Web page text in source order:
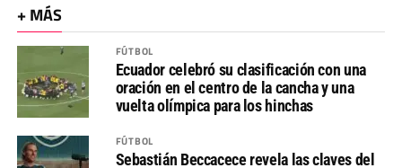
+ MÁS
FÚTBOL
Ecuador celebró su clasificación con una
oración en el centro de la cancha y una
vuelta olímpica para los hinchas
FÚTBOL
Sebastián Beccacece revela las claves del